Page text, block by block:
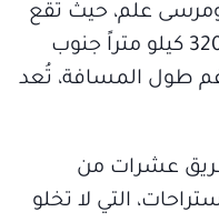
علم، حيث تقع
المحمية على بعد نحو 320 كيلو متراً جنوب
طول المسافة، تُعد
عشرات من
التي لا تخلو